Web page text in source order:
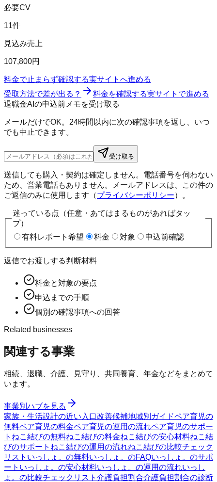
必要CV
11件
見込み売上
107,800円
料金で止まらず確認する実サイトへ進める
受取方法で差が出る？
料金を確認する実サイトで進める
退職金AIの申込前メモを受け取る
メールだけでOK。24時間以内に次の確認事項を返し、いつ
でも中止できます。
受け取る
送信しても購入・契約は確定しません。電話番号を伺わない
ため、営業電話もありません。メールアドレスは、この件の
ご返信のみに使用します（プライバシーポリシー）。
迷っている点（任意・あてはまるものがあればタッ
プ）
有料レポート希望
料金 対象 申込前確認
返信でお渡しする判断材料
料金と対象の要点
申込までの手順
個別の確認事項への回答
Related businesses
関連する事業
相続、退職、介護、見守り、共同養育、年金などをまとめて
います。
事業別ハブを見る
家族・生活設計の近い入口改善候補地域別ガイドペア育児の
無料ペア育児の料金ペア育児の運用の流れペア育児のサポー
ト ねこ結びの無料ねこ結びの料金ねこ結びの安心材料ねこ結
びのサポート ねこ結びの運用の流れねこ結びの比較チェック
リスト いっしょ。の無料いっしょ。のFAQいっしょ。のサポ
ート いっしょ。の安心材料いっしょ。の運用の流れいっし
ょ。の比較チェックリスト 介護負担割合介護負担割合の診断